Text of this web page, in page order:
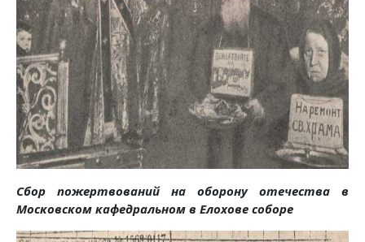
Сбор пожертвований на оборону отечества в
Московском кафедральном в Елохове соборе